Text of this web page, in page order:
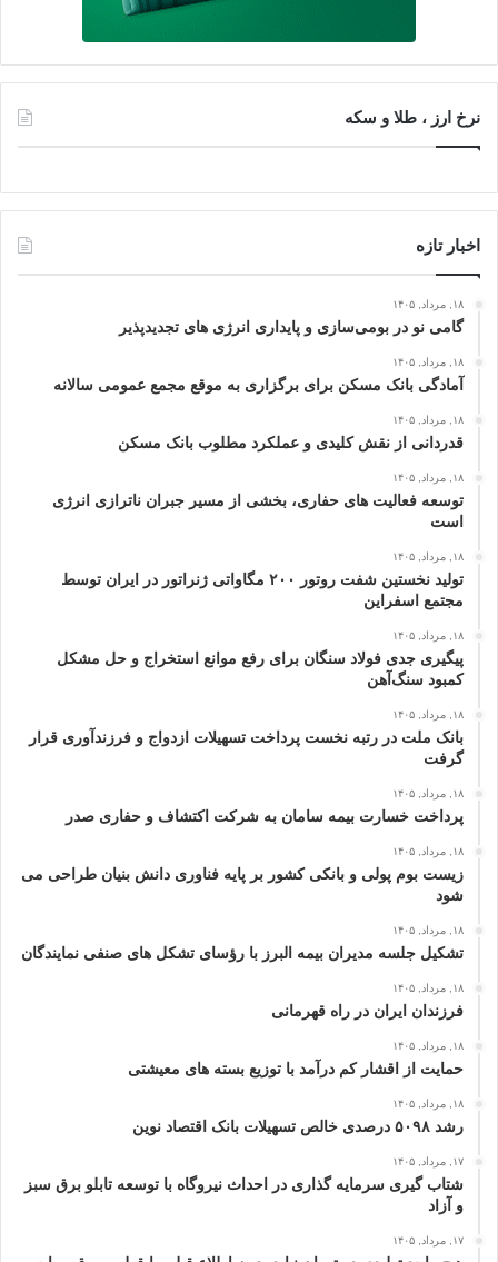
نرخ ارز ، طلا و سکه
اخبار تازه
۱۸, مرداد, ۱۴۰۵
گامی نو در بومی‌سازی و پایداری انرژی‌ های تجدیدپذیر
۱۸, مرداد, ۱۴۰۵
آمادگی بانک مسکن برای برگزاری به موقع مجمع عمومی سالانه
۱۸, مرداد, ۱۴۰۵
قدردانی از نقش کلیدی و عملکرد مطلوب بانک مسکن
۱۸, مرداد, ۱۴۰۵
توسعه فعالیت‌ های حفاری، بخشی از مسیر جبران ناترازی انرژی
است
۱۸, مرداد, ۱۴۰۵
تولید نخستین شفت روتور ۲۰۰ مگاواتی ژنراتور در ایران توسط
مجتمع اسفراین
۱۸, مرداد, ۱۴۰۵
پیگیری جدی فولاد سنگان برای رفع موانع استخراج و حل مشکل
کمبود سنگ‌آهن
۱۸, مرداد, ۱۴۰۵
بانک ملت در رتبه نخست پرداخت تسهیلات ازدواج و فرزندآوری قرار
گرفت
۱۸, مرداد, ۱۴۰۵
پرداخت خسارت بیمه سامان به شرکت اکتشاف و حفاری صدر
۱۸, مرداد, ۱۴۰۵
زیست بوم پولی و بانکی کشور بر پایه فناوری دانش بنیان طراحی می
شود
۱۸, مرداد, ۱۴۰۵
تشکیل جلسه مدیران بیمه البرز با رؤسای تشکل های صنفی نمایندگان
۱۸, مرداد, ۱۴۰۵
فرزندان ایران در راه قهرمانی
۱۸, مرداد, ۱۴۰۵
حمایت از اقشار کم‌ درآمد با توزیع بسته‌ های معیشتی
۱۸, مرداد, ۱۴۰۵
رشد ۵۰۹۸ درصدی خالص تسهیلات بانک اقتصاد نوین
۱۷, مرداد, ۱۴۰۵
شتاب گیری سرمایه گذاری در احداث نیروگاه با توسعه تابلو برق سبز
و آزاد
۱۷, مرداد, ۱۴۰۵